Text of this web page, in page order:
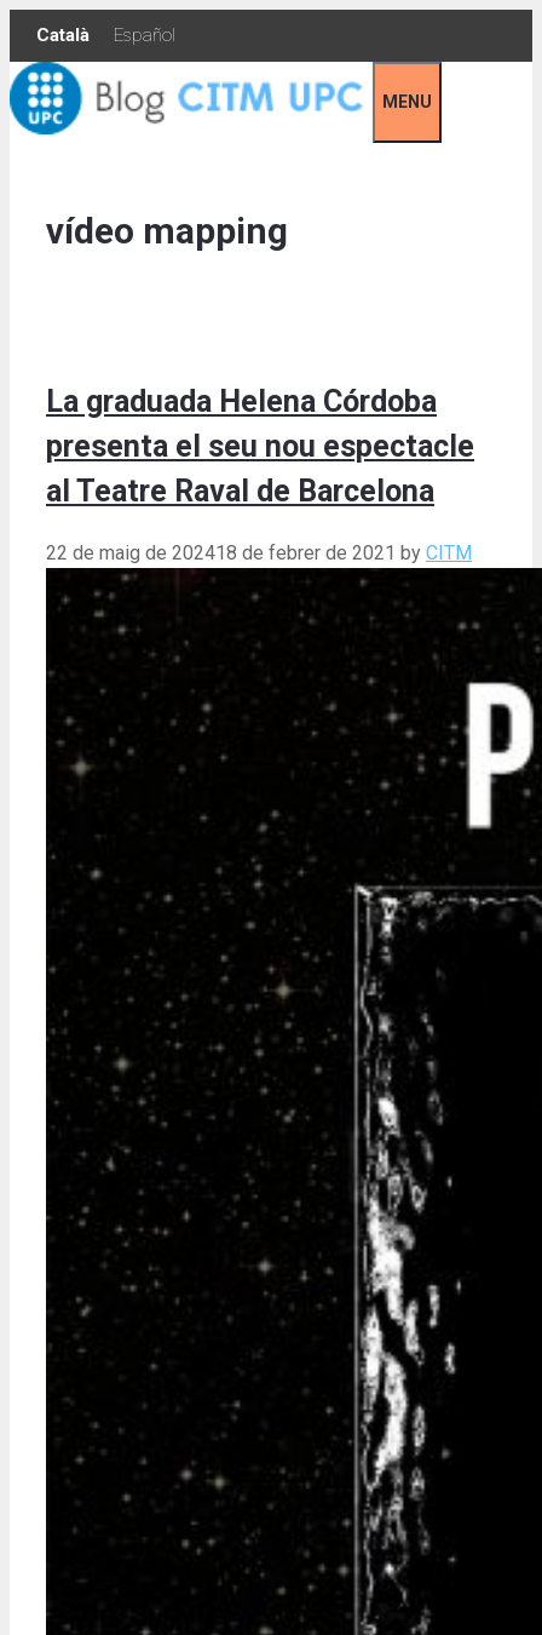
Skip
content
Català Español
MENU
vídeo mapping
La graduada Helena Córdoba
presenta el seu nou espectacle
al Teatre Raval de Barcelona
22 de maig de 202418 de febrer de 2021 by CITM